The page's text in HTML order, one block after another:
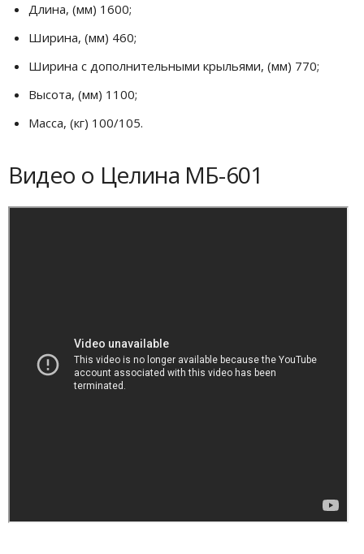
Длина, (мм) 1600;
Ширина, (мм) 460;
Ширина с дополнительными крыльями, (мм) 770;
Высота, (мм) 1100;
Масса, (кг) 100/105.
Видео о Целина МБ-601